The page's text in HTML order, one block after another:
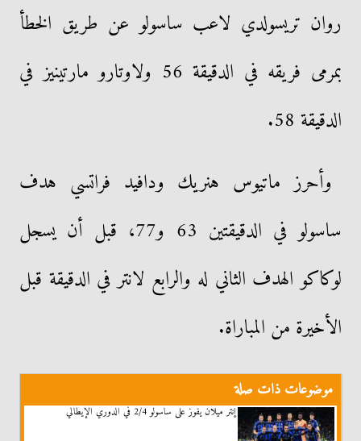
روان تريسولدي لاعب ساسولو عن طريق الخطأ
بمرمى فريقه في الدقيقة 56 ولاوتارو مارتينيز في
الدقيقة 58.
وأحرز ماتيوس هنريك ودافيد فراتسي هدف
ساسولو في الدقيقتين 63 و77، قبل أن يسجل
لوكاكو الهدف الثاني له والرابع لانتر في الدقيقة قبل
الأخيرة من المباراة.
موضوعات ذات صلة
إنتر ميلان يفوز على ساسولو 2/4 في الدوري الإيطالي